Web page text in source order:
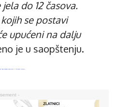
do 12 časova.
se postavi
upućeni na dalju
je u saopštenju.
-